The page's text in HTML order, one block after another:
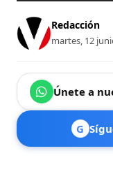
Redacción
martes, 12
Únete a
G